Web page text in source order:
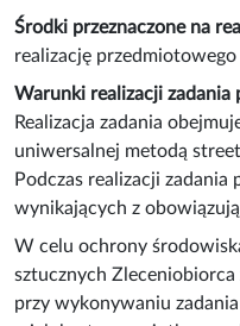
Środki przeznaczone na
realizację
Warunki realizacji zadania
Realizacja zadania
uniwersalnej metodą
Podczas realizacji
wynikających z
W celu ochrony
sztucznych
przy wykonywaniu